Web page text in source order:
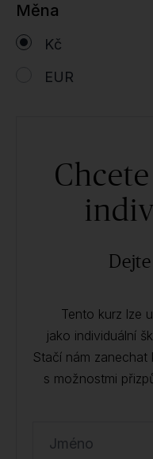
Měna
Kč
EUR
Tento kurz lze
jako individuální
Stačí nám
s možnostmi
Jméno